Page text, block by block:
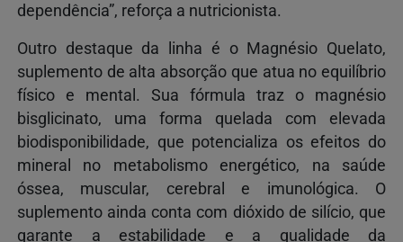
dependência”, reforça a nutricionista.
Outro destaque da linha é o Magnésio Quelato,
suplemento de alta absorção que atua no equilíbrio
físico e mental. Sua fórmula traz o magnésio
bisglicinato, uma forma quelada com elevada
biodisponibilidade, que potencializa os efeitos do
mineral no metabolismo energético, na saúde
óssea, muscular, cerebral e imunológica. O
suplemento ainda conta com dióxido de silício, que
garante a estabilidade e a qualidade da